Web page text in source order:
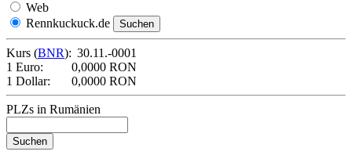
Web
Rennkuckuck.de
Kurs (BNR): 30.11.-0001
1 Euro:
0,0000 RON
1 Dollar:
0,0000 RON
PLZs in Rumänien